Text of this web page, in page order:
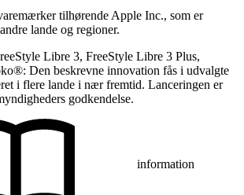
tilhørende Apple Inc., som er
lande og regioner.
Libre 3, FreeStyle Libre 3 Plus,
Den beskrevne innovation fås i udvalgte
i flere lande i nær fremtid. Lanceringen er
godkendelse.
information